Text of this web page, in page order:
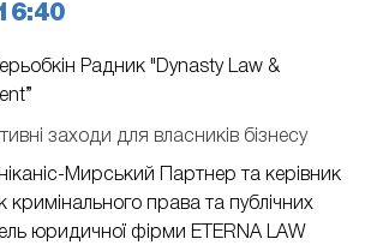
Радник "Dynasty Law &
заходи для власників бізнесу
Мирський Партнер та керівник
кримінального права та публічних
юридичної фірми ETERNA LAW